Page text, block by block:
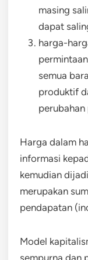
masing
dapat
harga-
semua
produktif
Harga dalam
informasi
kemudian
merupakan
pendapatan
Model
sempurna dan